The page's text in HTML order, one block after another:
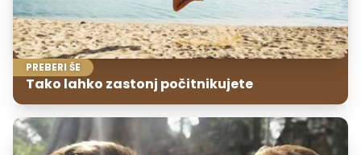
PREBERI ŠE
Tako lahko zastonj počitnikujete